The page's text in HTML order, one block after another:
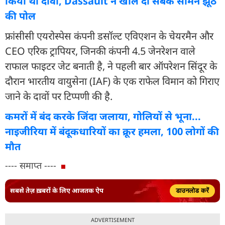
की पोल
फ्रांसीसी एयरोस्पेस कंपनी डसॉल्ट एविएशन के चेयरमैन और
CEO एरिक ट्रापियर, जिनकी कंपनी 4.5 जेनरेशन वाले
राफाल फाइटर जेट बनाती है, ने पहली बार ऑपरेशन सिंदूर के
दौरान भारतीय वायुसेना (IAF) के एक राफेल विमान को गिराए
जाने के दावों पर टिप्पणी की है.
कमरों में बंद करके जिंदा जलाया, गोलियों से भूना...
नाइजीरिया में बंदूकधारियों का क्रूर हमला, 100 लोगों की
मौत
---- समाप्त ----
सबसे तेज़ ख़बरों के लिए आजतक ऐप डाउनलोड करें
ADVERTISEMENT